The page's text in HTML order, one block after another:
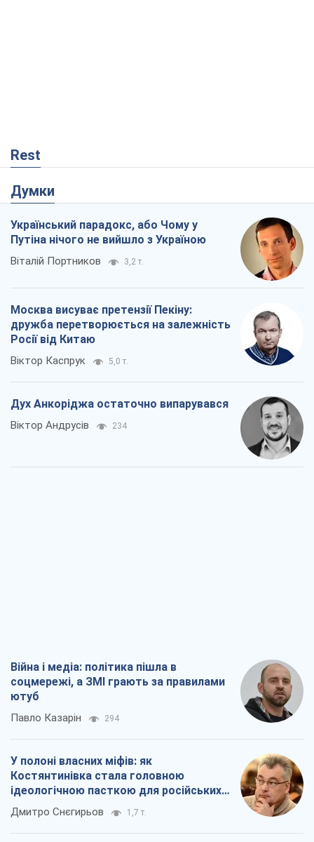
Rest
Думки
Український парадокс, або Чому у
Путіна нічого не вийшло з Україною
Віталій Портников 3,2 т.
Москва висуває претензії Пекіну:
дружба перетворюється на залежність
Росії від Китаю
Віктор Каспрук 5,0 т.
Дух Анкоріджа остаточно випарувався
Віктор Андрусів 234
Війна і медіа: політика пішла в
соцмережі, а ЗМІ грають за правилами
ютуб
Павло Казарін 294
У полоні власних міфів: як
Костянтинівка стала головною
ідеологічною пасткою для російських
окупантів
Дмитро Снєгирьов 1,7 т.